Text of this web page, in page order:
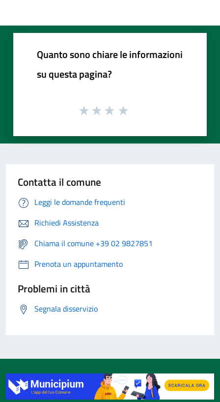
Quanto sono chiare le informazioni
su questa pagina?
Contatta il comune
Leggi le domande frequenti
Richiedi Assistenza
Chiama il comune +39 02 9827851
Prenota un appuntamento
Problemi in città
Segnala disservizio